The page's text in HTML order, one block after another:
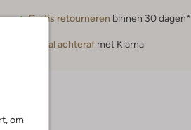
om
Gratis retourneren binnen 30 dagen*
Betaal achteraf met Klarna